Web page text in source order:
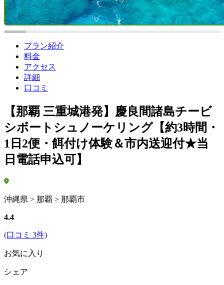
プラン紹介
料金
アクセス
詳細
口コミ
【那覇 三重城港発】慶良間諸島チービ
シボートシュノーケリング【約3時間・
1日2便・餌付け体験＆市内送迎付★当
日電話申込可】
沖縄県 > 那覇 > 那覇市
4.4
(口コミ 3件)
お気に入り
シェア